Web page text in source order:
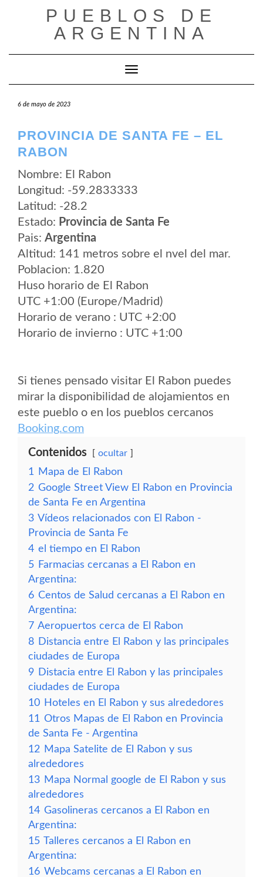
PUEBLOS DE
ARGENTINA
Cambiar modo de navegación
6 de mayo de 2023
PROVINCIA DE SANTA FE – EL
RABON
Nombre: El Rabon
Longitud: -59.2833333
Latitud: -28.2
Estado: Provincia de Santa Fe
Pais: Argentina
Altitud: 141 metros sobre el nvel del mar.
Poblacion: 1.820
Huso horario de El Rabon
UTC +1:00 (Europe/Madrid)
Horario de verano : UTC +2:00
Horario de invierno : UTC +1:00
Si tienes pensado visitar El Rabon puedes
mirar la disponibilidad de alojamientos en
este pueblo o en los pueblos cercanos
Booking.com
Contenidos ocultar
1
Mapa de El Rabon
2 Google Street View El Rabon en Provincia
de Santa Fe en Argentina
3 Vídeos relacionados con El Rabon -
Provincia de Santa Fe
4 el tiempo en El Rabon
5 Farmacias cercanas a El Rabon en
Argentina:
6 Centos de Salud cercanas a El Rabon en
Argentina:
7 Aeropuertos cerca de El Rabon
8 Distancia entre El Rabon y las principales
ciudades de Europa
9 Distacia entre El Rabon y las principales
ciudades de Europa
10 Hoteles en El Rabon y sus alrededores
11 Otros Mapas de El Rabon en Provincia
de Santa Fe - Argentina
12 Mapa Satelite de El Rabon y sus
alrededores
13 Mapa Normal google de El Rabon y sus
alrededores
14 Gasolineras cercanos a El Rabon en
Argentina:
15 Talleres cercanos a El Rabon en
Argentina:
16 Webcams cercanas a El Rabon en